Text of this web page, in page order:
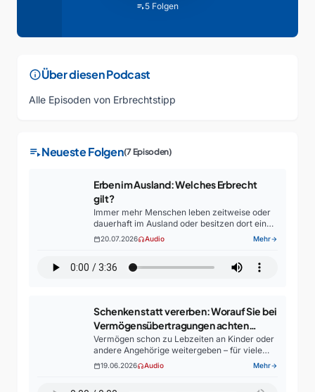
playlist_play5 Folgen
infoÜber diesen Podcast
Alle Episoden von Erbrechtstipp
playlist_playNeueste Folgen(7 Episoden)
Erben im Ausland: Welches Erbrecht
gilt?
Immer mehr Menschen leben zeitweise oder
dauerhaft im Ausland oder besitzen dort eine
Immobilie. Doch was viele nicht wissen: Im
Erbfall gilt nicht automatisch deutsches
calendar_today20.07.2026headphonesAudio Mehrarrow_forward
Schenken statt vererben: Worauf Sie bei
Vermögensübertragungen achten
sollten
Vermögen schon zu Lebzeiten an Kinder oder
andere Angehörige weitergeben – für viele
klingt das nach einer sinnvollen Möglichkeit,
die Familie zu unterstützen und den Nachlass
calendar_today19.06.2026headphonesAudio Mehrarrow_forward